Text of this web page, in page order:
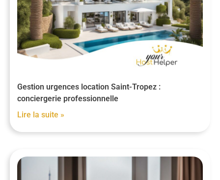
Gestion urgences location Saint-Tropez :
conciergerie professionnelle
Lire la suite »